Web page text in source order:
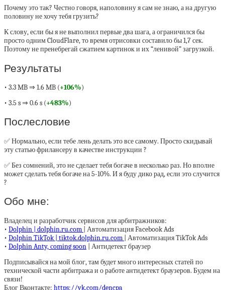
Почему это так? Честно говоря, наполовину я сам не знаю, а на другую
половину не хочу тебя грузить?
К слову, если бы я не выполнил первые два шага, а ограничился бы
просто одним CloudFlare, то время отрисовки составило бы 1,7 сек.
Поэтому не пренебрегай сжатием картинок и их “ленивой” загрузкой.
Результаты
• 3.3 MB ⇒ 1.6 MB (+106%)
• 3.5 s ⇒ 0.6 s (+483%)
Послесловие
✅ Нормально, если тебе лень делать это все самому. Просто скидывай
эту статью фрилансеру в качестве инструкции ?
✅ Без сомнений, это не сделает тебя богаче в несколько раз. Но вполне
может сделать тебя богаче на 5-10%. И я буду дико рад, если это случится
?
Обо мне:
Владелец и разработчик сервисов для арбитражников:
• Dolphin | dolphin.ru.com | Автоматизация Facebook Ads
• Dolphin TikTok | tiktok.dolphin.ru.com | Автоматизация TikTok Ads
• Dolphin Anty, сoming soon | Антидетект браузер
Подписывайся на мой блог, там будет много интересных статей по
технической части арбитража и о работе антидетект браузеров. Будем на
связи!
Блог Вконтакте: https://vk.com/dencpa